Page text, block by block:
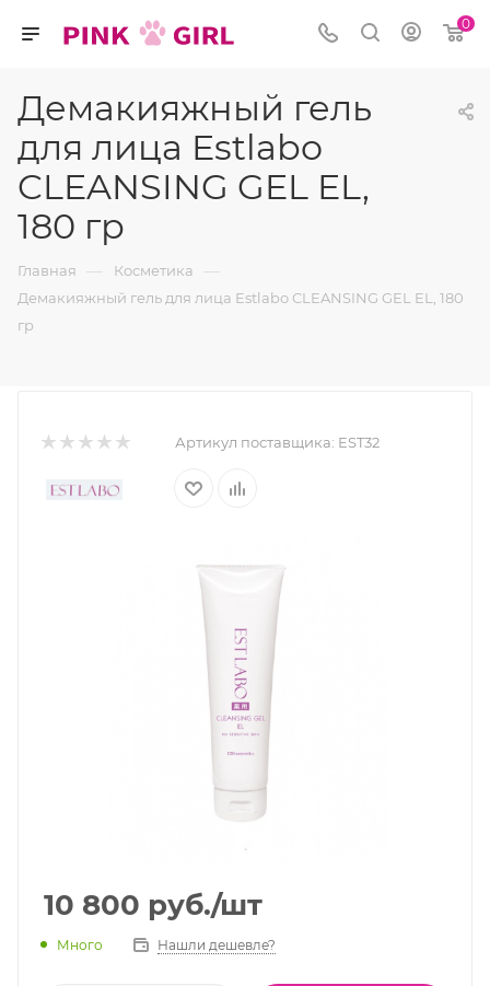
0
Демакияжный гель
для лица Estlabo
CLEANSING GEL EL,
180 гр
Главная — Косметика —
Демакияжный гель для лица Estlabo CLEANSING GEL EL, 180
гр
Артикул поставщика: EST32
10 800 руб./шт
Много Нашли дешевле?